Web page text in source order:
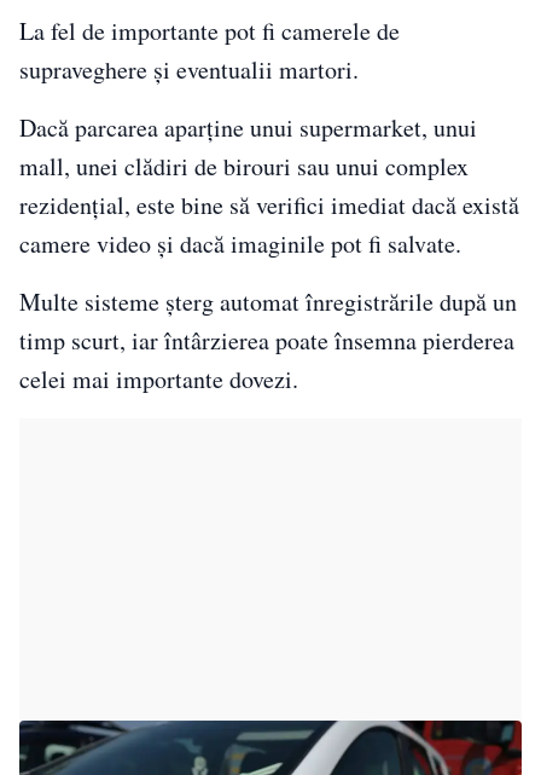
La fel de importante pot fi camerele de
supraveghere și eventualii martori.
Dacă parcarea aparține unui supermarket, unui
mall, unei clădiri de birouri sau unui complex
rezidențial, este bine să verifici imediat dacă există
camere video și dacă imaginile pot fi salvate.
Multe sisteme șterg automat înregistrările după un
timp scurt, iar întârzierea poate însemna pierderea
celei mai importante dovezi.